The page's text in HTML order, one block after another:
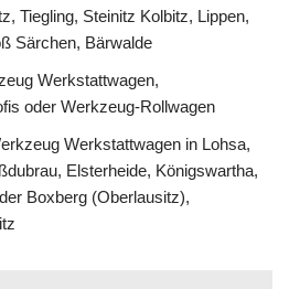
Tiegling, Steinitz Kolbitz, Lippen,
Särchen, Bärwalde
Werkstattwagen,
oder Werkzeug-Rollwagen
Werkstattwagen in Lohsa,
Elsterheide, Königswartha,
Boxberg (Oberlausitz),